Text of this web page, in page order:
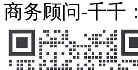
商务顾问-千千